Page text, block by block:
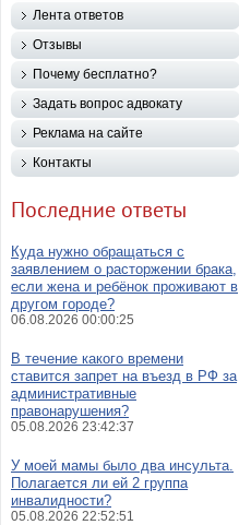
Лента ответов
Отзывы
Почему бесплатно?
Задать вопрос адвокату
Реклама на сайте
Контакты
Последние ответы
Куда нужно обращаться с
заявлением о расторжении брака,
если жена и ребёнок проживают в
другом городе?
06.08.2026 00:00:25
В течение какого времени
ставится запрет на въезд в РФ за
административные
правонарушения?
05.08.2026 23:42:37
У моей мамы было два инсульта.
Полагается ли ей 2 группа
инвалидности?
05.08.2026 22:52:51